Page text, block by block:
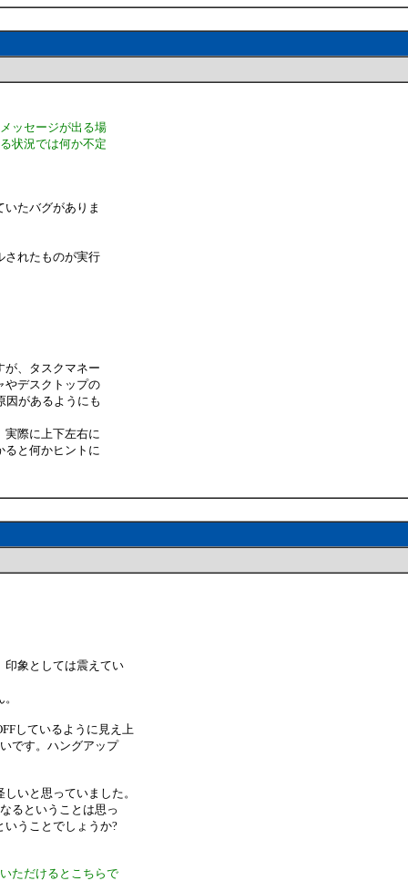
ッセージが出る場
状況では何か不定
たバグがありま
されたものが実行
が、タスクマネー
やデスクトップの
因があるようにも
実際に上下左右に
ると何かヒントに
印象としては震えてい
しているように見え上
です。ハングアップ
いと思っていました。
るということは思っ
うことでしょうか?
ただけるとこちらで